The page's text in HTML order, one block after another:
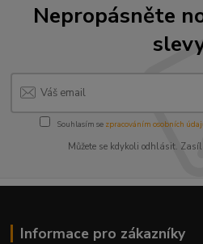
Nepropásněte
Souhlasím se zpracováním osobních
Můžete se kdykoli odhlásit.
Informace pro zákazníky